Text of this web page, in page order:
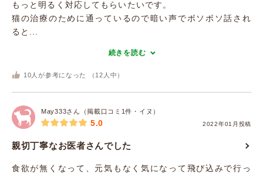
もっと明るく対応してもらいたいです。
猫の治療のために通っているので暗い声でボソボソ話され
ると...
続きを読む
10 人が参考になった （ 12 人中）
May333さん（掲載口コミ1件・イヌ）
2022年01月投稿
5.0
親切丁寧なお医者さんでした
食欲が無くなって、元気もなく気になって飛び込みで行っ